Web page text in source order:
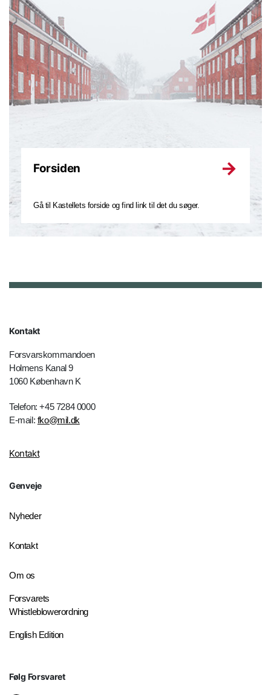
Forsiden
Gå til Kastellets forside og find link til det du søger.
Kontakt
Forsvarskommandoen
Holmens Kanal 9
1060 København K
Telefon: +45 7284 0000
E-mail: fko@mil.dk
Kontakt
Genveje
Nyheder
Kontakt
Om os
Forsvarets
Whistleblowerordning
English Edition
Følg Forsvaret